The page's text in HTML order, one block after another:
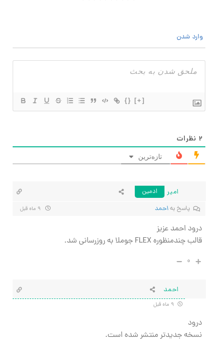
وارد شدن
{} [+]
۲ نظرات
تازه‌ترین
امیر
ادمین
پاسخ بهاحمد
درود احمد عزیز
قالب چندمنظوره FLEX جوملا به روزرسانی شد.
۰
احمد
درود
نسخه جدیدتر منتشر شده است.